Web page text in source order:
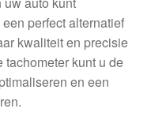
perfect alternatief
kwaliteit en precisie
tachometer kunt u de
en een